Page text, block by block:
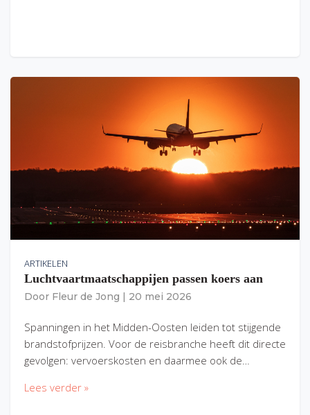
ARTIKELEN
Luchtvaartmaatschappijen passen koers aan
Door Fleur de Jong 20 mei 2026
Spanningen in het Midden-Oosten leiden tot stijgende
brandstofprijzen. Voor de reisbranche heeft dit directe
gevolgen: vervoerskosten en daarmee ook de…
Lees verder »